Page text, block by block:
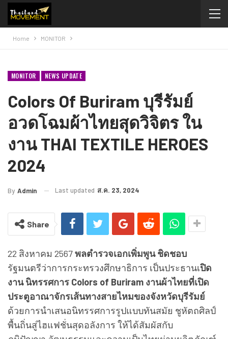
Home MONITOR
MONITOR NEWS UPDATE
Colors Of Buriram บุรีรัมย์
อวดโฉมผ้าไทยสุดวิจิตร ใน
งาน THAI TEXTILE HEROES
2024
By Admin Last updated ส.ค. 23, 2024
Share
22 สิงหาคม 2567พลตำรวจเอกเพิ่มพูน ชิดชอบ
รัฐมนตรีว่าการกระทรวงศึกษาธิการ เป็นประธานเปิด
งาน นิทรรศการ Colors of Buriram งานผ้าไทยที่เปิด
ประตูอาณาจักรเส้นทางสายไหมของจังหวัดบุรีรัมย์
ด้วยการนำเสนอนิทรรศการรูปแบบทันสมัย ชูหัตถศิลป์
พื้นถิ่นสู่ไฮแฟชั่นสุดอลังการ ให้ได้สัมผัสกับ